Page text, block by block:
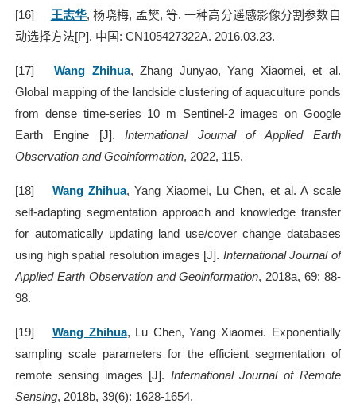
[16] 王志华,杨晓梅, 孟樊, 等.一种高分遥感影像分割参数自
动选择方法[P]. 中国: CN105427322A. 2016.03.23.
[17] Wang Zhihua, Zhang Junyao, Yang Xiaomei, et al.
Global mapping of the landside clustering of aquaculture ponds
from dense time-series 10 m Sentinel-2 images on Google
Earth Engine [J].International Journal of Applied Earth
Observation and Geoinformation, 2022, 115.
[18] Wang Zhihua, Yang Xiaomei, Lu Chen, et al. A scale
self-adapting segmentation approach and knowledge transfer
for automatically updating land use/cover change databases
using high spatial resolution images [J]. International Journal of
Applied Earth Observation and Geoinformation, 2018a, 69: 88-
98.
[19] Wang Zhihua, Lu Chen, Yang Xiaomei. Exponentially
sampling scale parameters for the efficient segmentation of
remote sensing images [J]. International Journal of Remote
Sensing, 2018b, 39(6): 1628-1654.